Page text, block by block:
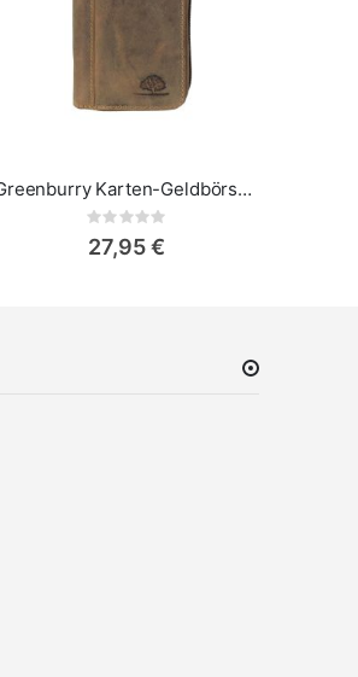
Greenburry Karten-Geldbörse Vintage
Rating:
27,95 €